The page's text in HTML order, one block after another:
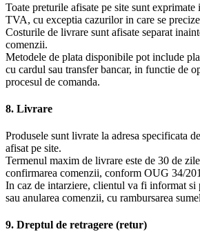
Toate preturile afisate pe site sunt
TVA, cu exceptia cazurilor in care se
Costurile de livrare sunt afisate separat
comenzii.
Metodele de plata disponibile pot include
cu cardul sau transfer bancar, in functie de
procesul de comanda.
8. Livrare
Produsele sunt livrate la adresa specificata
afisat pe site.
Termenul maxim de livrare este de 30 de
confirmarea comenzii, conform OUG 34/
In caz de intarziere, clientul va fi informat si
sau anularea comenzii, cu rambursarea
9. Dreptul de retragere (retur)